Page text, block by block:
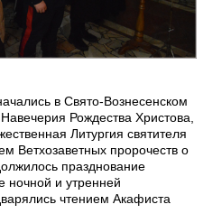
в Свято-Вознесенском
Рождества Христова,
Литургия святителя
Ветхозаветных пророчеств о
празднование
ночной и утренней
чтением Акафиста